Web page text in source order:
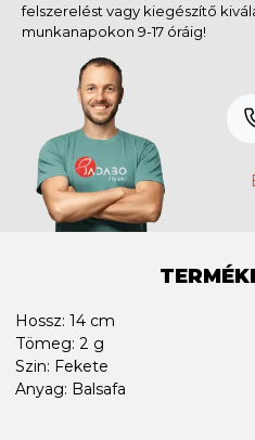
felszerelést vagy kiegészítő
munkanapokon 9-17 óráig!
Hossz: 14 cm
Tömeg: 2 g
Szin: Fekete
Anyag: Balsafa